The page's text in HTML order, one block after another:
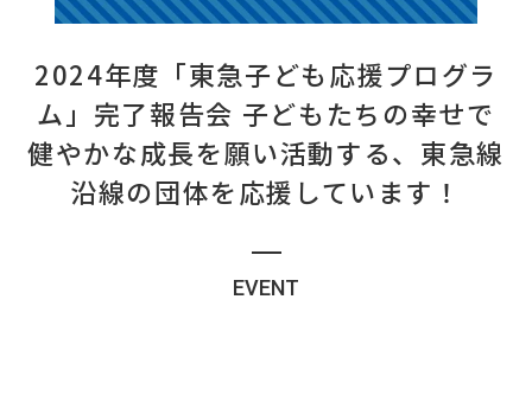
2024年度「東急子ども応援プログラ
ム」完了報告会 子どもたちの幸せで
健やかな成長を願い活動する、東急線
沿線の団体を応援しています！
EVENT